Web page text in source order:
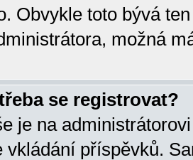
Obvykle toto bývá
možná
se registrovat?
je na
vkládání příspěvků.